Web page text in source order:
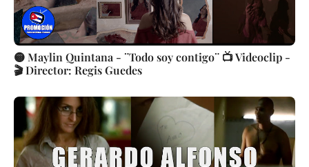
🟡 Maylin Quintana - ¨Todo soy contigo¨ 📺 Videoclip -
🎬 Director: Regis Guedes